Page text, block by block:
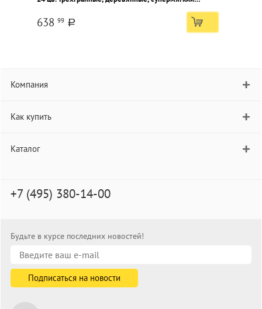
638 99 a
Компания
Как купить
Каталог
+7 (495) 380-14-00
Будьте в курсе последних новостей!